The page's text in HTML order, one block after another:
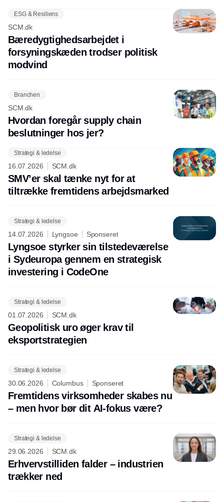
ESG & Resiliens
SCM.dk
Bæredygtighedsarbejdet i
forsyningskæden trodser politisk
modvind
Branchen
SCM.dk
Hvordan foregår supply chain
beslutninger hos jer?
Strategi & ledelse
16.07.2026 SCM.dk
SMV’er skal tænke nyt for at
tiltrække fremtidens arbejdsmarked
Strategi & ledelse
14.07.2026 Lyngsoe Sponseret
Lyngsoe styrker sin tilstedeværelse
i Sydeuropa gennem en strategisk
investering i CodeOne
Strategi & ledelse
01.07.2026 SCM.dk
Geopolitisk uro øger krav til
eksportstrategien
Strategi & ledelse
30.06.2026 Columbus Sponseret
Fremtidens virksomheder skabes nu
– men hvor bør dit AI-fokus være?
Strategi & ledelse
29.06.2026 SCM.dk
Erhvervstilliden falder – industrien
trækker ned